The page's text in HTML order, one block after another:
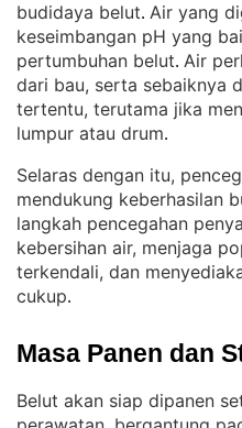
budidaya belut. Air yang
keseimbangan pH yang
pertumbuhan belut. Air
dari bau, serta sebaiknya
tertentu, terutama jika
lumpur atau drum.
Selaras dengan itu,
mendukung keberhasilan
langkah pencegahan
kebersihan air, menjaga
terkendali, dan
cukup.
Masa Panen dan
Belut akan siap dipanen